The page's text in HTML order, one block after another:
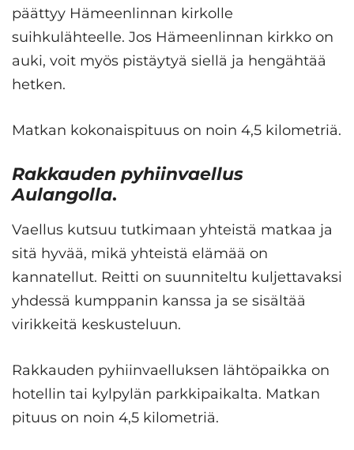
päättyy Hämeenlinnan kirkolle
suihkulähteelle. Jos Hämeenlinnan kirkko on
auki, voit myös pistäytyä siellä ja hengähtää
hetken.
Matkan kokonaispituus on noin 4,5 kilometriä.
Rakkauden pyhiinvaellus
Aulangolla.
Vaellus kutsuu tutkimaan yhteistä matkaa ja
sitä hyvää, mikä yhteistä elämää on
kannatellut. Reitti on suunniteltu kuljettavaksi
yhdessä kumppanin kanssa ja se sisältää
virikkeitä keskusteluun.
Rakkauden pyhiinvaelluksen lähtöpaikka on
hotellin tai kylpylän parkkipaikalta. Matkan
pituus on noin 4,5 kilometriä.